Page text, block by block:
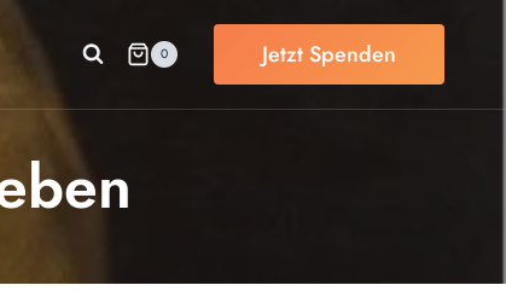
0 Jetzt Spenden